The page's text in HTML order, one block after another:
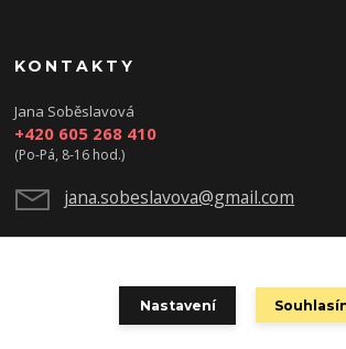
KONTAKTY
Jana Soběslavová
+420 605 268 410
(Po-Pá, 8-16 hod.)
jana.sobeslavova@gmail.com
Nastavení